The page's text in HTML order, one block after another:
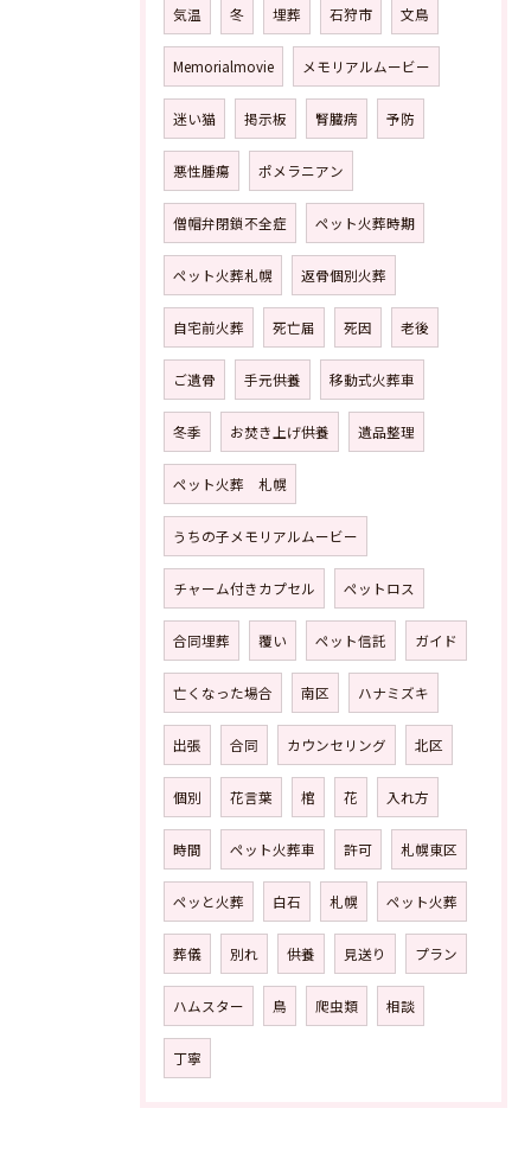
気温 冬 埋葬 石狩市 文鳥
Memorialmovie メモリアルムービー
迷い猫 掲示板 腎臓病 予防
悪性腫瘍 ポメラニアン
僧帽弁閉鎖不全症 ペット火葬時期
ペット火葬札幌 返骨個別火葬
自宅前火葬 死亡届 死因 老後
ご遺骨 手元供養 移動式火葬車
冬季 お焚き上げ供養 遺品整理
ペット火葬 札幌
うちの子メモリアルムービー
チャーム付きカプセル ペットロス
合同埋葬 覆い ペット信託 ガイド
亡くなった場合 南区 ハナミズキ
出張 合同 カウンセリング 北区
個別 花言葉 棺 花 入れ方
時間 ペット火葬車 許可 札幌東区
ペッと火葬 白石 札幌 ペット火葬
葬儀 別れ 供養 見送り プラン
ハムスター 鳥 爬虫類 相談
丁寧